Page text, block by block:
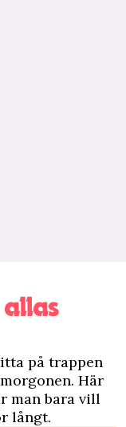
på trappen
Här
man bara vill
långt.